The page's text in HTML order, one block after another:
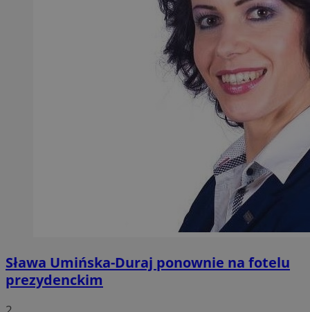
Sława Umińska-Duraj ponownie na fotelu
prezydenckim